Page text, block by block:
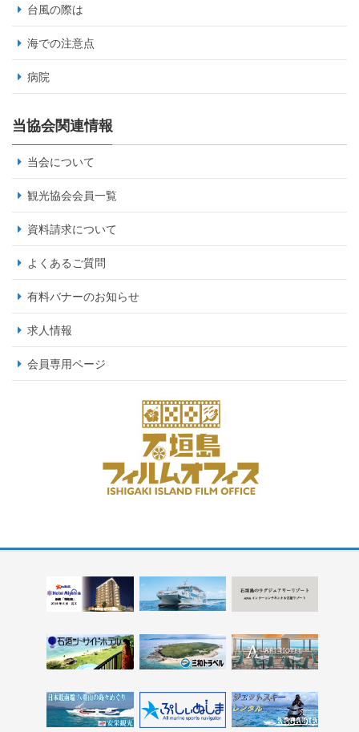
台風の際は
海での注意点
病院
当協会関連情報
当会について
観光協会会員一覧
資料請求について
よくあるご質問
有料バナーのお知らせ
求人情報
会員専用ページ